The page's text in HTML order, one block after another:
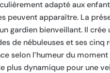
adapté aux
peuvent apparaître. La
gardien bienveillant. Il
de nébuleuses et ses
selon l’humeur du
plus dynamique pour une